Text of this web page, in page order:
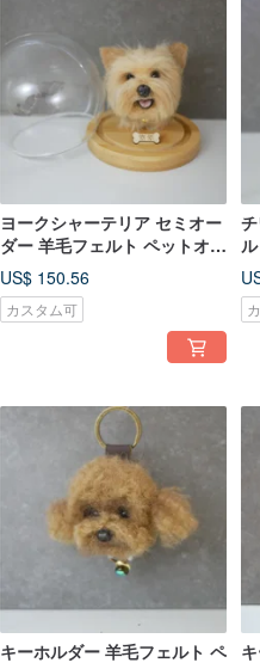
ヨークシャーテリア セミオー
ダー 羊毛フェルト ペットオー
ダー フィギュア
US$ 150.56
カスタム可
キーホルダー 羊毛フェルト ペ